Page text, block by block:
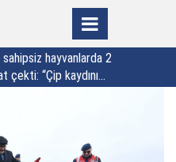
her zaman baş